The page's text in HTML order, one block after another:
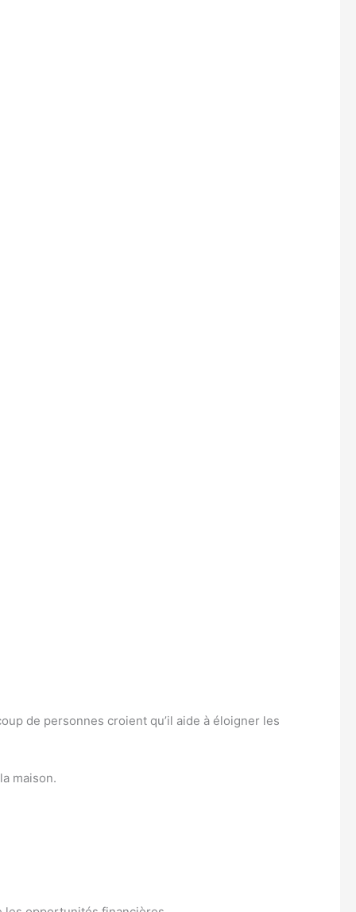
de personnes croient qu’il aide à éloigner les
maison.